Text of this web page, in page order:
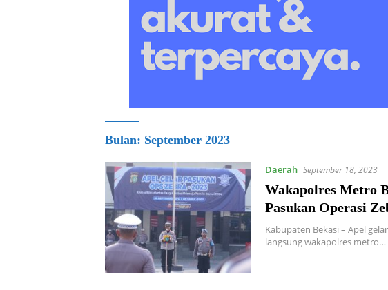
Bulan: September 2023
Daerah September 18, 2023
Wakapolres Metro
Pasukan Operasi
Kabupaten Bekasi – Apel
langsung wakapolres metro…